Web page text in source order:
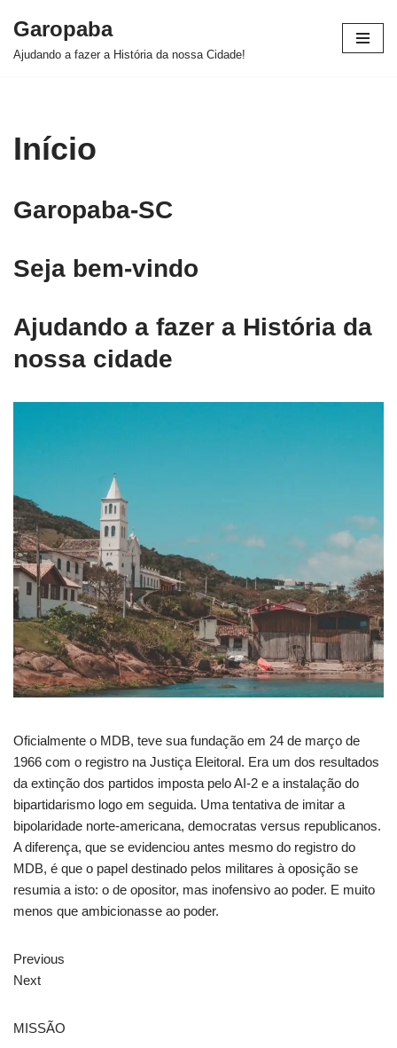
Pular
Garopaba
Ajudando a fazer a História da nossa Cidade!
Início
Garopaba-SC
Seja bem-vindo
Ajudando a fazer a História da
nossa cidade
Oficialmente o MDB, teve sua fundação em 24 de março de
1966 com o registro na Justiça Eleitoral. Era um dos resultados
da extinção dos partidos imposta pelo AI-2 e a instalação do
bipartidarismo logo em seguida. Uma tentativa de imitar a
bipolaridade norte-americana, democratas versus republicanos.
A diferença, que se evidenciou antes mesmo do registro do
MDB, é que o papel destinado pelos militares à oposição se
resumia a isto: o de opositor, mas inofensivo ao poder. E muito
menos que ambicionasse ao poder.
Previous
Next
MISSÃO